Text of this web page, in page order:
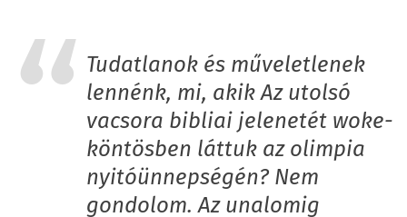
Tudatlanok és műveletlenek
lennénk, mi, akik Az utolsó
vacsora bibliai jelenetét woke-
köntösben láttuk az olimpia
nyitóünnepségén? Nem
gondolom. Az unalomig